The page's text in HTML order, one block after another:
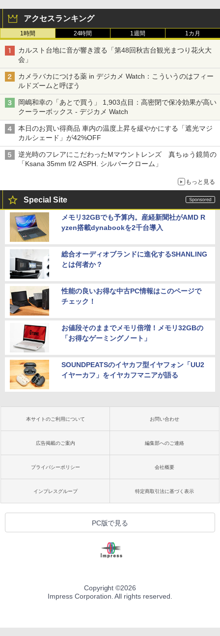
アクセスランキング
1時間 24時間 1週間 1カ月
カルスト台地に音が響き渡る「第48回秋吉台観光まつり花火大
会」
カメラバカにつける薬 in デジカメ Watch：こういうのはフィー
ルドズームと呼ぼう
岡嶋和幸の「あとで買う」 1,903点目：高密閉で保冷効果が高い
クーラーボックス - デジカメ Watch
本日のお買い得商品 車内の温度上昇を緩やかにする「遮光マジ
カルシェード」が42%OFF
逆光時のフレアにこだわったMマウントレンズ 真ちゅう鏡筒の
「Ksana 35mm f/2 ASPH. シルバークローム」
もっと見る
Special Site
メモリ32GBでも予算内。産経新聞社がAMD R
yzen搭載dynabookを2千台導入
総合オーディオブランドに進化するSHANLING
とは何者か？
性能の良いお得な中古PC情報はこのページで
チェック！
お値段そのままでメモリ倍増！メモリ32GBの
「お得なゲーミングノート」
SOUNDPEATSのイヤカフ型イヤフォン「UU2
イヤーカフ」をイヤカフマニアが語る
本サイトのご利用について お問い合わせ
広告掲載のご案内 編集部へのご連絡
プライバシーポリシー 会社概要
インプレスグループ 特定商取引法に基づく表示
PC版で見る
Copyright ©2026
Impress Corporation. All rights reserved.